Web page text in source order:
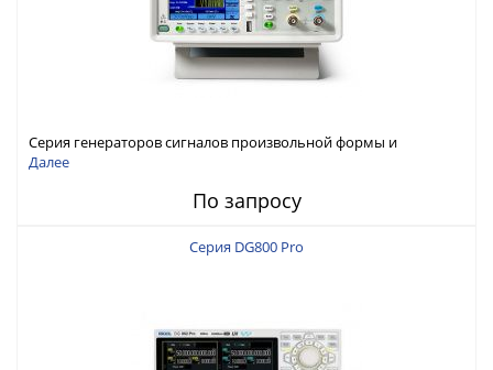
Серия генераторов сигналов произвольной формы и
стандартных функций Tektronix AFG1000
Далее
По запросу
Серия DG800 Pro